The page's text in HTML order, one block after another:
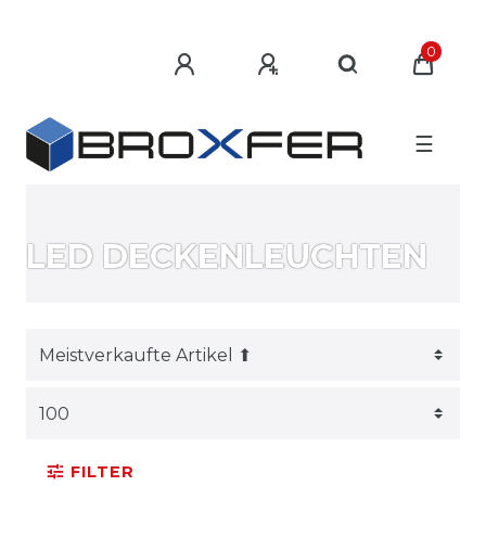
0
☰
LED DECKENLEUCHTEN
FILTER